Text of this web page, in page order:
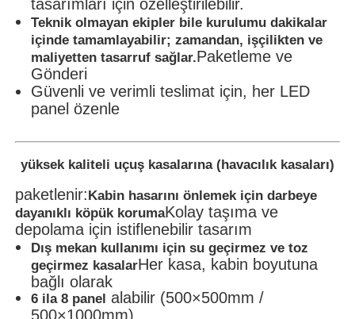
tasarımları için özelleştirilebilir.
Teknik olmayan ekipler bile kurulumu dakikalar
içinde tamamlayabilir; zamandan, işçilikten ve
maliyetten tasarruf sağlar.Paketleme ve
Gönderi
Güvenli ve verimli teslimat için, her LED
panel özenle
yüksek kaliteli uçuş kasalarına (havacılık kasaları)
paketlenir:Kabin hasarını önlemek için darbeye
dayanıklı köpük korumaKolay taşıma ve
depolama için istiflenebilir tasarım
Dış mekan kullanımı için su geçirmez ve toz
geçirmez kasalarHer kasa, kabin boyutuna
bağlı olarak
6 ila 8 panel alabilir (500×500mm /
500×1000mm)